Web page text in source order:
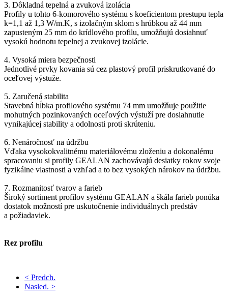
3. Dôkladná tepelná a zvuková izolácia
Profily u tohto 6-komorového systému s koeficientom prestupu tepla
k=1,1 až 1,3 W/m.K, s izolačným sklom s hrúbkou až 44 mm
zapusteným 25 mm do krídlového profilu, umožňujú dosiahnuť
vysokú hodnotu tepelnej a zvukovej izolácie.
4. Vysoká miera bezpečnosti
Jednotlivé prvky kovania sú cez plastový profil priskrutkované do
oceľovej výstuže.
5. Zaručená stabilita
Stavebná hĺbka profilového systému 74 mm umožňuje použitie
mohutných pozinkovaných oceľových výstuží pre dosiahnutie
vynikajúcej stability a odolnosti proti skrúteniu.
6. Nenáročnosť na údržbu
Vďaka vysokokvalitnému materiálovému zloženiu a dokonalému
spracovaniu si profily GEALAN zachovávajú desiatky rokov svoje
fyzikálne vlastnosti a vzhľad a to bez vysokých nárokov na údržbu.
7. Rozmanitosť tvarov a farieb
Široký sortiment profilov systému GEALAN a škála farieb ponúka
dostatok možností pre uskutočnenie individuálnych predstáv
a požiadaviek.
Rez profilu
< Predch.
Nasled. >